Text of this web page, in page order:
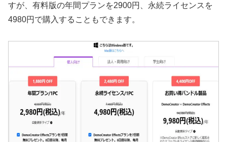
すが、有料版の年間プランを2900円、永続ライセンスを
4980円で購入することもできます。